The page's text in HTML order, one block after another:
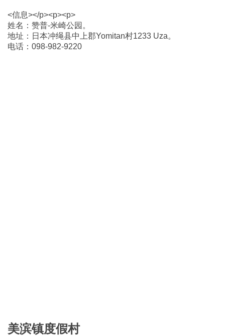
<信息></p><p><p>
姓名：赞普-米崎公园。
地址：日本冲绳县中上郡Yomitan村1233 Uza。
电话：098-982-9220
美滨镇度假村